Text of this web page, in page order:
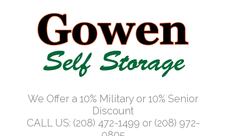
We Offer a 10% Military or 10% Senior
Discount
CALL US: (208) 472-1499 or (208) 972-